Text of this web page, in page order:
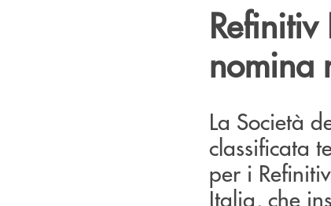
nomina
La Società
classificata
per i
Italia, che